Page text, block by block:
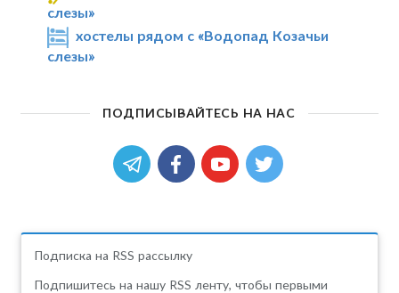
слезы»
хостелы рядом с «Водопад Козачьи
слезы»
ПОДПИСЫВАЙТЕСЬ НА НАС
Подписка на RSS рассылку
Подпишитесь на нашу RSS ленту, чтобы первыми